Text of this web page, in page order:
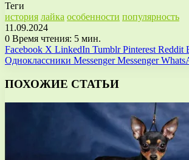
Теги
история лайка особенности популярность
11.09.2024
0 Время чтения: 5 мин.
Facebook X LinkedIn Tumblr Pinterest Reddit
Одноклассники Messenger Messenger
ПОХОЖИЕ СТАТЬИ